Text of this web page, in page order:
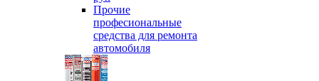
Прочие
професиональные
средства для ремонта
автомобиля